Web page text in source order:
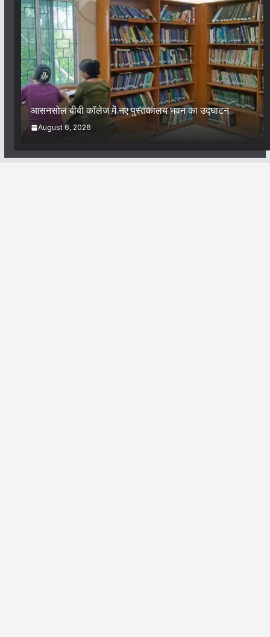
आसनसोल बीबी कॉलेज में नए पुस्तकालय भवन का उद्घाटन
August 6, 2026